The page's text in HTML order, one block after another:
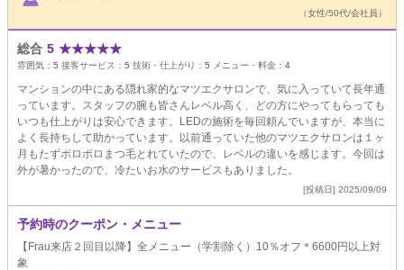
（女性/50代/会社員）
総合 5 ★★★★★
雰囲気： 5 接客サービス： 5 技術・仕上がり： 5 メニュー・料金： 4
マンションの中にある隠れ家的なマツエクサロンで、気に入っていて長年通
っています。スタッフの腕も皆さんレベル高く、どの方にやってもらっても
いつも仕上がりは安心できます。LEDの施術を毎回頼んでいますが、本当に
よく長持ちして助かっています。以前通っていた他のマツエクサロンは１ヶ
月もたずポロポロまつ毛とれていたので、レベルの違いを感じます。今回は
外が暑かったので、冷たいお水のサービスもありました。
[投稿日] 2025/09/09
予約時のクーポン・メニュー
【Frau来店２回目以降】全メニュー（学割除く）10％オフ＊6600円以上対
象